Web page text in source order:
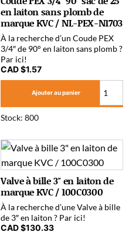
en laiton sans plomb de
marque KVC / NL-PEX-N1703
À la recherche d’un Coude PEX
3/4″ de 90° en laiton sans plomb ?
Par ici!
CAD $1.57
Ajouter au panier
Stock: 800
Valve à bille 3″ en laiton de
marque KVC / 100C0300
À la recherche d’une Valve à bille
de 3″ en laiton ? Par ici!
CAD $130.33